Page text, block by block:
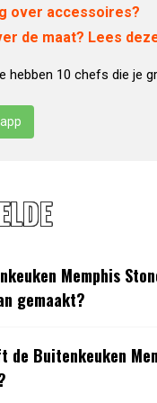
vier stevige
rem. Perfect voor
blad
en vlekken, en
Ideaal voor het
+ Bastard
over accessoires?
de maat? Lees
hebben 10 chefs die je
Memphis
gemaakt?
de Buitenkeuken